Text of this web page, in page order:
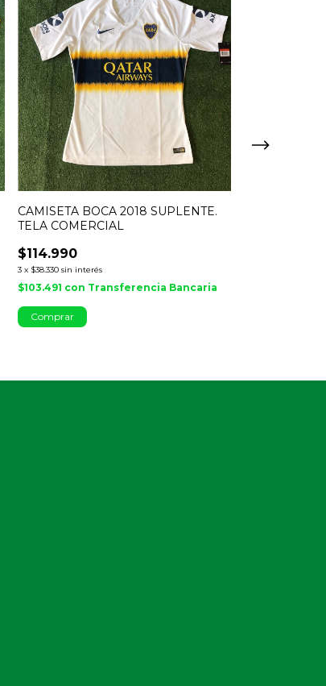
CAMISETA BOCA 2018 SUPLENTE.
TELA COMERCIAL
$114.990
3 x $38.330 sin interés
$103.491 con Transferencia Bancaria
Comprar